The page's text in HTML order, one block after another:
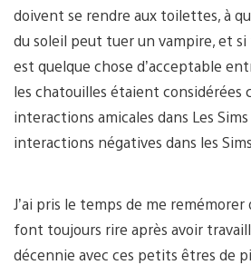
doivent se rendre aux toilettes, à
du soleil peut tuer un vampire, et
est quelque chose d’acceptable
les chatouilles étaient considérées
interactions amicales dans Les
interactions négatives dans les Sims
J’ai pris le temps de me
font toujours rire après avoir
décennie avec ces petits êtres de